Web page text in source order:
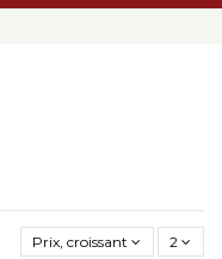
Prix, croissant 2